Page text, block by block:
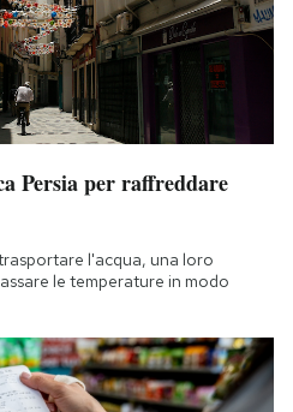
Persia per raffreddare
l'acqua, una loro
le temperature in modo